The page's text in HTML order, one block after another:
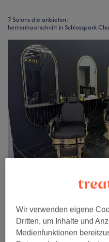
7 Salons die anbieten:
herrenhaarschnitt in Schlosspark
79
Herren -
25 Min.
Wir verwenden eigene
Dritten, um Inhalte und
Medienfunktionen